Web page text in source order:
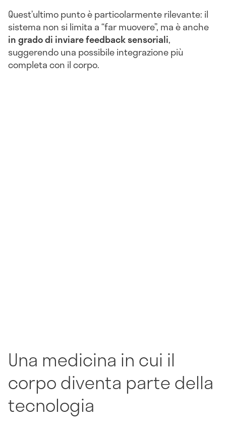
Quest’ultimo punto è particolarmente rilevante: il
sistema non si limita a “far muovere”, ma è anche
in grado di inviare feedback sensoriali,
suggerendo una possibile integrazione più
completa con il corpo.
Una medicina in cui il
corpo diventa parte della
tecnologia